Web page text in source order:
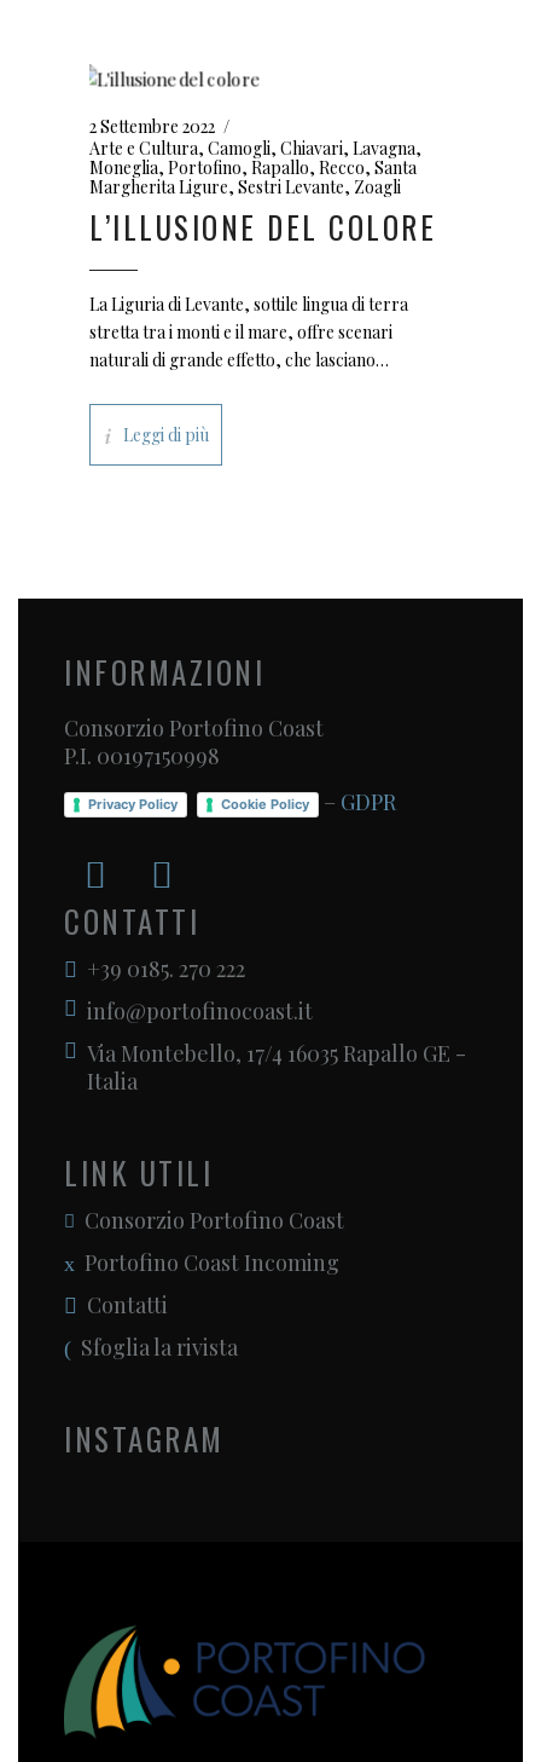
2 Settembre 2022
Arte e Cultura, Camogli, Chiavari, Lavagna,
Moneglia, Portofino, Rapallo, Recco, Santa
Margherita Ligure, Sestri Levante, Zoagli
L’ILLUSIONE DEL COLORE
La Liguria di Levante, sottile lingua di terra
stretta tra i monti e il mare, offre scenari
naturali di grande effetto, che lasciano
contribuito nel tempo anche l’estro ed il
Leggi di più
INFORMAZIONI
Consorzio Portofino Coast
P.I. 00197150998
Privacy Policy Cookie Policy – GDPR
CONTATTI
+39 0185. 270 222
info@portofinocoast.it
Via Montebello, 17/4 16035 Rapallo GE -
Italia
LINK UTILI
Consorzio Portofino Coast
Portofino Coast Incoming
Contatti
Sfoglia la rivista
INSTAGRAM